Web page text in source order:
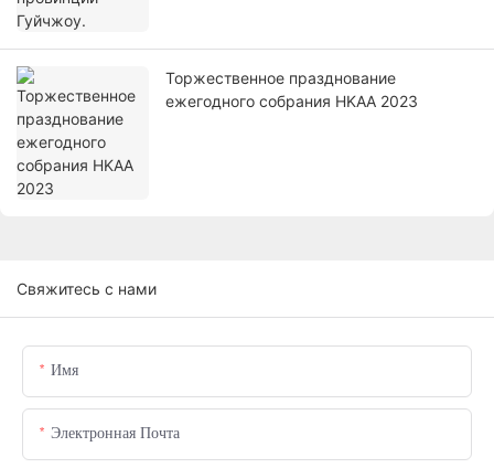
Торжественное празднование
ежегодного собрания HKAA 2023
Свяжитесь с нами
Имя
Электронная Почта